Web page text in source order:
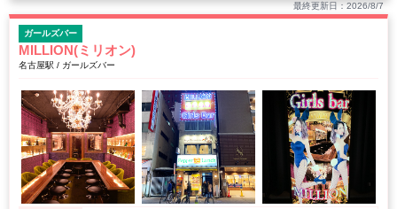
最終更新日：2026/8/7
ガールズバー
MILLION(ミリオン)
名古屋駅 / ガールズバー